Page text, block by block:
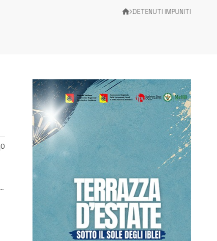
DETENUTI IMPUNITI
0